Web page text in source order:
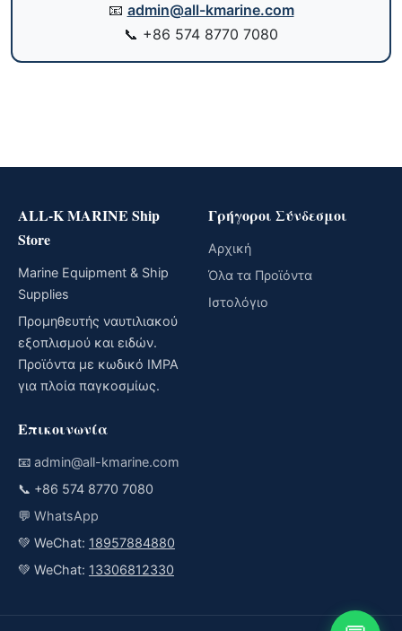
📧 admin@all-kmarine.com
📞 +86 574 8770 7080
ALL-K MARINE Ship
Store
Marine Equipment & Ship
Supplies
Προμηθευτής ναυτιλιακού
εξοπλισμού και ειδών.
Προϊόντα με κωδικό IMPA
για πλοία παγκοσμίως.
Γρήγοροι Σύνδεσμοι
Αρχική
Όλα τα Προϊόντα
Ιστολόγιο
Επικοινωνία
📧 admin@all-kmarine.com
📞 +86 574 8770 7080
💬 WhatsApp
💚 WeChat: 18957884880
💚 WeChat: 13306812330